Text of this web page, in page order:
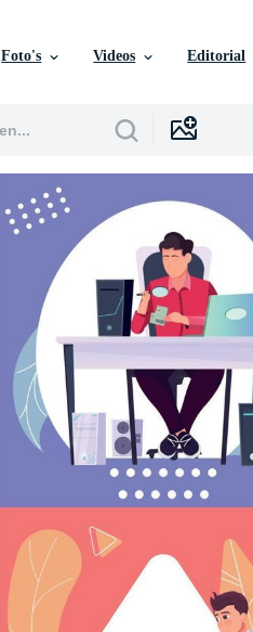
Foto's Videos Editorial